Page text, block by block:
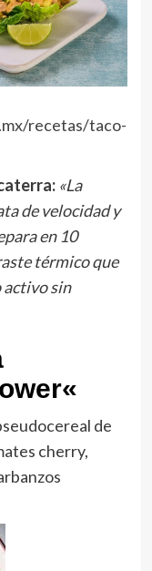
recetas/taco-
«La
de velocidad y
en 10
térmico que
sin
«
de
cherry,